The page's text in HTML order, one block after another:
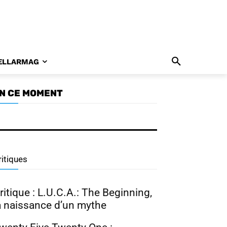
CE MOMENT
Yeon
: L.U.C.A.: The Beginning,
naissance d’un mythe